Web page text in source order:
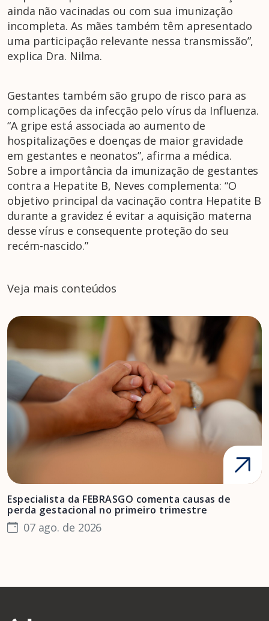
ainda não vacinadas ou com sua imunização
incompleta. As mães também têm apresentado
uma participação relevante nessa transmissão”,
explica Dra. Nilma.
Gestantes também são grupo de risco para as
complicações da infecção pelo vírus da Influenza.
“A gripe está associada ao aumento de
hospitalizações e doenças de maior gravidade
em gestantes e neonatos”, afirma a médica.
Sobre a importância da imunização de gestantes
contra a Hepatite B, Neves complementa: “O
objetivo principal da vacinação contra Hepatite B
durante a gravidez é evitar a aquisição materna
desse vírus e consequente proteção do seu
recém-nascido.”
Veja mais conteúdos
Especialista da FEBRASGO comenta causas de
perda gestacional no primeiro trimestre
07 ago. de 2026